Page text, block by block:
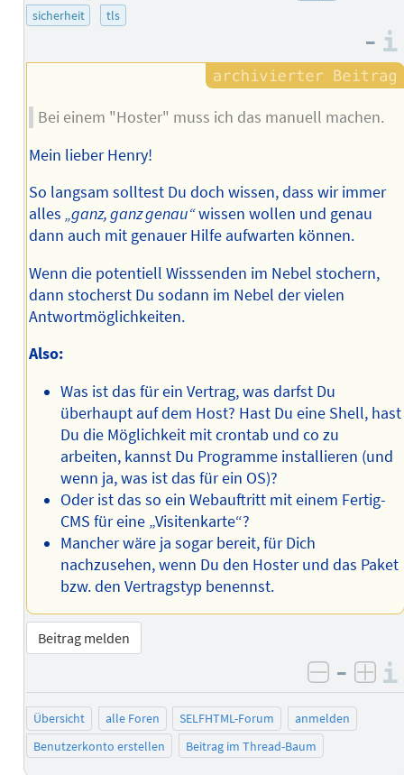
sicherheit
tls
–
Bei einem "Hoster" muss ich das manuell machen.
Mein lieber Henry!
So langsam solltest Du doch wissen, dass wir immer
alles „ganz, ganz genau“wissen wollen und genau
dann auch mit genauer Hilfe aufwarten können.
Wenn die potentiell Wisssenden im Nebel stochern,
dann stocherst Du sodann im Nebel der vielen
Antwortmöglichkeiten.
Also:
Was ist das für ein Vertrag, was darfst Du
überhaupt auf dem Host? Hast Du eine Shell, hast
Du die Möglichkeit mit crontab und co zu
arbeiten, kannst Du Programme installieren (und
wenn ja, was ist das für ein OS)?
Oder ist das so ein Webauftritt mit einem Fertig-
CMS für eine „Visitenkarte“?
Mancher wäre ja sogar bereit, für Dich
nachzusehen, wenn Du den Hoster und das Paket
bzw. den Vertragstyp benennst.
Beitrag melden
negativ
–
Übersicht alle Foren SELFHTML-Forum
anmelden
Benutzerkonto erstellen
Beitrag im Thread-Baum